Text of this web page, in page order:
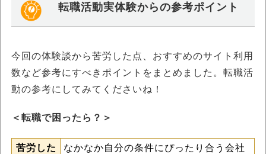
転職活動実体験からの参考ポイント
今回の体験談から苦労した点、おすすめのサイト利用
数など参考にすべきポイントをまとめました。転職活
動の参考にしてみてくださいね！
＜転職で困ったら？＞
苦労した
なかなか自分の条件にぴったり合う会社